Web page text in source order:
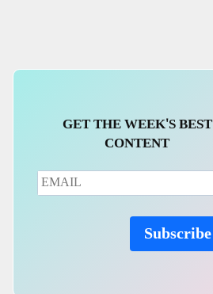
GET THE WEEK'S BEST
CONTENT
Subscribe